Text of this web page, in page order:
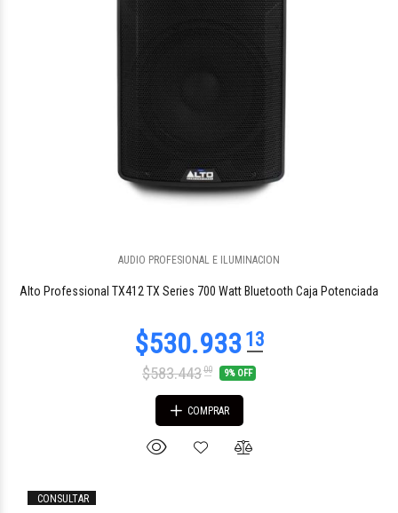
AUDIO PROFESIONAL E ILUMINACION
Alto Professional TX412 TX Series 700 Watt Bluetooth Caja Potenciada
$583.44300 9% OFF
COMPRAR
CONSULTAR